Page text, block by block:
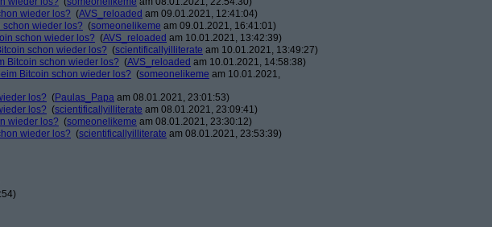
wieder los? (AVS_reloaded am 09.01.2021, 12:41:04)
schon wieder los? (someonelikeme am 09.01.2021, 16:41:01)
schon wieder los? (AVS_reloaded am 10.01.2021, 13:42:39)
schon wieder los? (scientificallyilliterate am 10.01.2021, 13:49:27)
Bitcoin schon wieder los? (AVS_reloaded am 10.01.2021, 14:58:38)
Bitcoin schon wieder los? (someonelikeme am 10.01.2021,
los? (Paulas_Papa am 08.01.2021, 23:01:53)
los? (scientificallyilliterate am 08.01.2021, 23:09:41)
wieder los? (someonelikeme am 08.01.2021, 23:30:12)
wieder los? (scientificallyilliterate am 08.01.2021, 23:53:39)